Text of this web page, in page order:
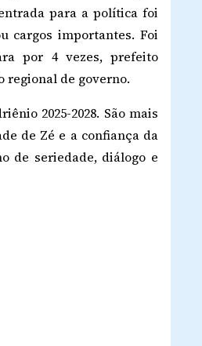
para a política foi
cargos importantes. Foi
por 4 vezes, prefeito
de governo.
2025-2028. São mais
de Zé e a confiança da
de seriedade, diálogo e